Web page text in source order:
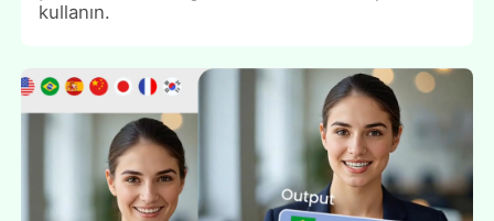
kullanın.